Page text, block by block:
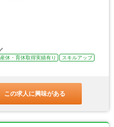
産休・育休取得実績有り
スキルアップ
この求人に興味がある